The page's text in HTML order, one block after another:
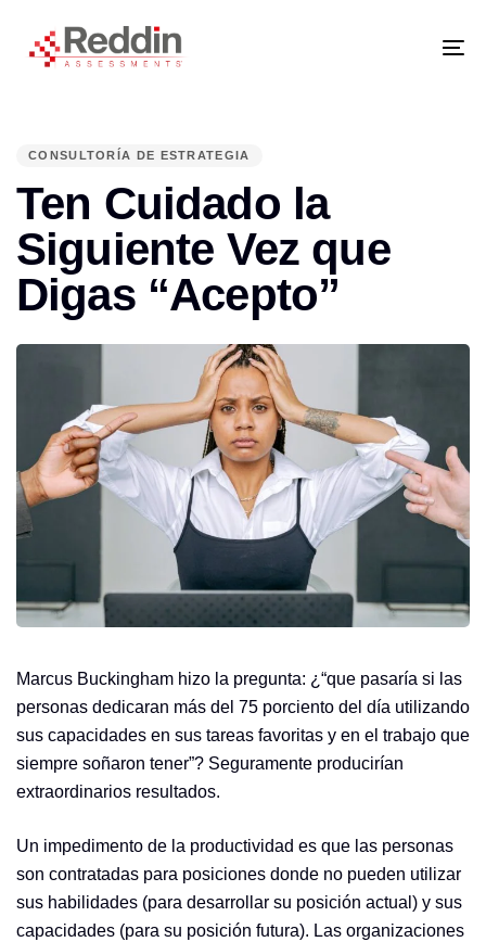
primary
navigation
CONSULTORÍA DE ESTRATEGIA
Ten Cuidado la
Siguiente Vez que
Digas “Acepto”
Marcus Buckingham hizo la pregunta: ¿“que pasaría si las
personas dedicaran más del 75 porciento del día utilizando
sus capacidades en sus tareas favoritas y en el trabajo que
siempre soñaron tener”? Seguramente producirían
extraordinarios resultados.
Un impedimento de la productividad es que las personas
son contratadas para posiciones donde no pueden utilizar
sus habilidades (para desarrollar su posición actual) y sus
capacidades (para su posición futura). Las organizaciones